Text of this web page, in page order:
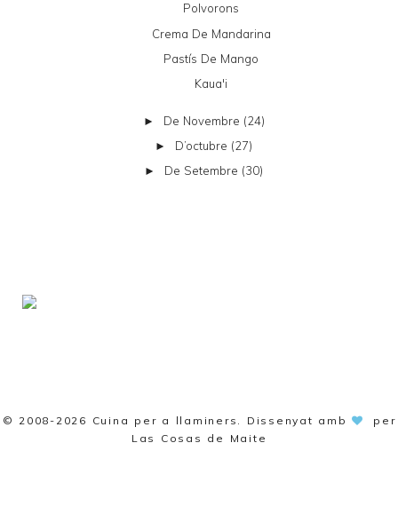
Polvorons
Crema De Mandarina
Pastís De Mango
Kaua'i
► De Novembre (24)
► D’octubre (27)
► De Setembre (30)
© 2008-2026 Cuina per a llaminers . Dissenyat amb
per
Las Cosas de Maite